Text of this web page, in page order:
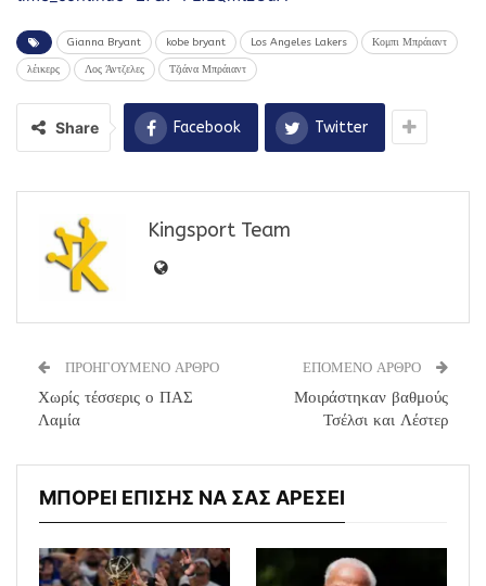
Gianna Bryant kobe bryant Los Angeles Lakers Κομπι Μπράιαντ
λέικερς Λος Άντζελες Τζιάνα Μπράιαντ
Share Facebook Twitter
Kingsport Team
ΠΡΟΗΓΟΥΜΕΝΟ ΑΡΘΡΟ
Χωρίς τέσσερις ο ΠΑΣ
Λαμία
ΕΠΟΜΕΝΟ ΑΡΘΡΟ
Μοιράστηκαν βαθμούς
Τσέλσι και Λέστερ
ΜΠΟΡΕΙ ΕΠΙΣΗΣ ΝΑ ΣΑΣ ΑΡΕΣΕΙ